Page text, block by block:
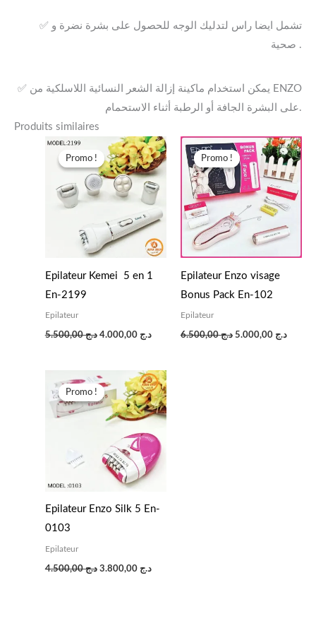
✅ تشمل ايضا راس لتدليك الوجه للحصول على بشرة نضرة و
صحية .
✅ يمكن استخدام ماكينة إزالة الشعر النسائية اللاسلكية من ENZO
على البشرة الجافة أو الرطبة أثناء الاستحمام.
Produits similaires
Promo !
Promo !
Epilateur Kemei 5 en 1
En-2199
Epilateur
د.ج5.500,00
prix
initial
était :
د.ج 5.500,00.
د.ج 4.000,00
Le
prix
actuel
est :
د.ج 4.000,00.
Promo !
Promo !
Epilateur Enzo visage
Bonus Pack En-102
Epilateur
د.ج6.500,00
Le
prix
initial
était :
د.ج 6.500,00.
د.ج 5.000,00
Le
prix
actuel
est :
Promo !
Promo !
Epilateur Enzo Silk 5 En-
0103
Epilateur
د.ج4.500,00
Le
prix
initial
était :
د.ج 3.800,00
Le
prix
actuel
est :